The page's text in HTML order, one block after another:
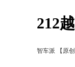
212
智车派 【原创